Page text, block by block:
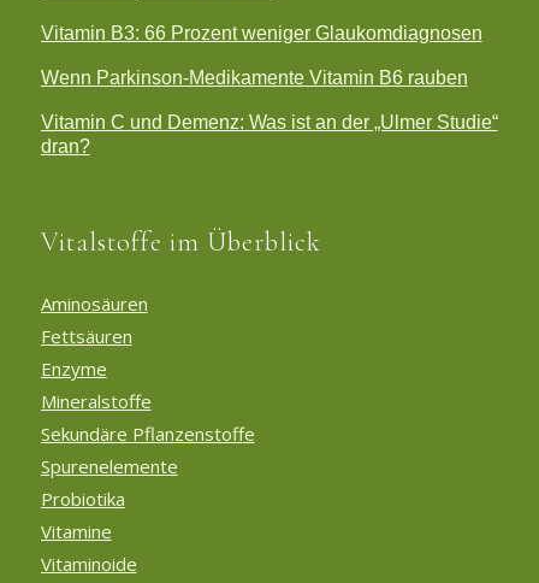
Vitamin B3: 66 Prozent weniger Glaukomdiagnosen
Wenn Parkinson-Medikamente Vitamin B6 rauben
Vitamin C und Demenz: Was ist an der „Ulmer Studie“
dran?
Vitalstoffe im Überblick
Aminosäuren
Fettsäuren
Enzyme
Mineralstoffe
Sekundäre Pflanzenstoffe
Spurenelemente
Probiotika
Vitamine
Vitaminoide